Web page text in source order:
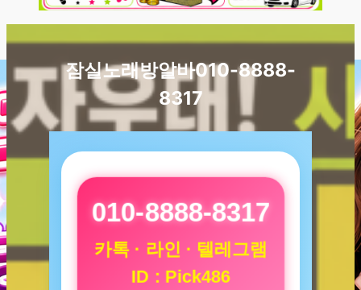
잠실노래방알바010-8888-
8317
010-8888-8317
카톡 · 라인 · 텔레그램
ID : Pick486